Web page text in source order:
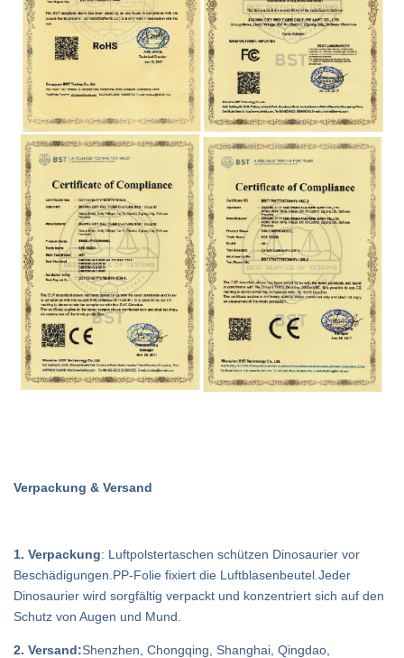
Verpackung & Versand
1. Verpackung: Luftpolstertaschen schützen Dinosaurier vor
Beschädigungen.PP-Folie fixiert die Luftblasenbeutel.Jeder
Dinosaurier wird sorgfältig verpackt und konzentriert sich auf den
Schutz von Augen und Mund.
2. Versand:Shenzhen, Chongqing, Shanghai, Qingdao,